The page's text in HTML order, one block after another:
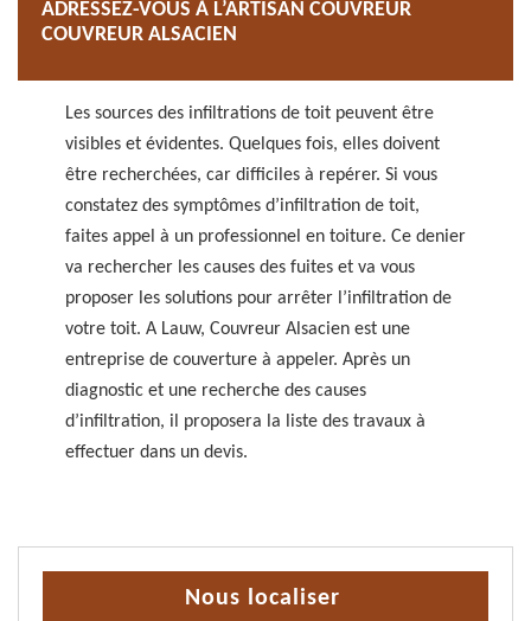
ADRESSEZ-VOUS À L’ARTISAN COUVREUR
COUVREUR ALSACIEN
Les sources des infiltrations de toit peuvent être
visibles et évidentes. Quelques fois, elles doivent
être recherchées, car difficiles à repérer. Si vous
constatez des symptômes d’infiltration de toit,
faites appel à un professionnel en toiture. Ce denier
va rechercher les causes des fuites et va vous
proposer les solutions pour arrêter l’infiltration de
votre toit. A Lauw, Couvreur Alsacien est une
entreprise de couverture à appeler. Après un
diagnostic et une recherche des causes
d’infiltration, il proposera la liste des travaux à
effectuer dans un devis.
Nous localiser